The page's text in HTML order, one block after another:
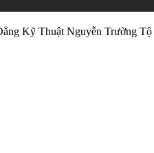
Kỹ Thuật Nguyễn Trường Tộ